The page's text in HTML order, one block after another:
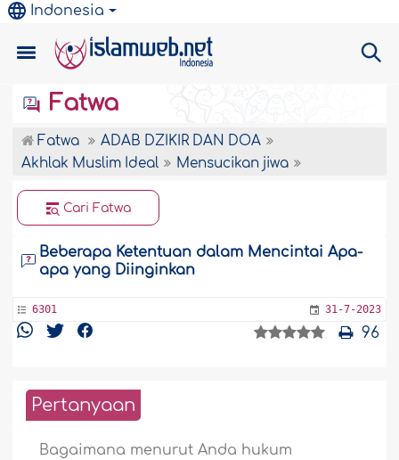
Indonesia
Fatwa
Fatwa
ADAB DZIKIR DAN DOA
Akhlak Muslim Ideal
Mensucikan jiwa
Cari Fatwa
Beberapa Ketentuan dalam Mencintai Apa-
apa yang Diinginkan
6301 31-7-2023
96
Pertanyaan
Bagaimana menurut Anda hukum